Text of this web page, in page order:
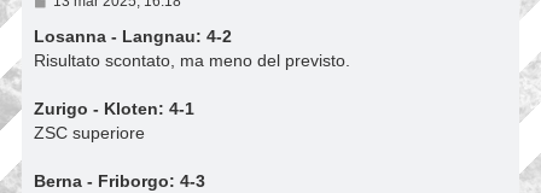
s
s
a
i
o
Losanna - Langnau: 4-2
Risultato scontato, ma meno del previsto.
Zurigo - Kloten: 4-1
ZSC superiore
Berna - Friborgo: 4-3